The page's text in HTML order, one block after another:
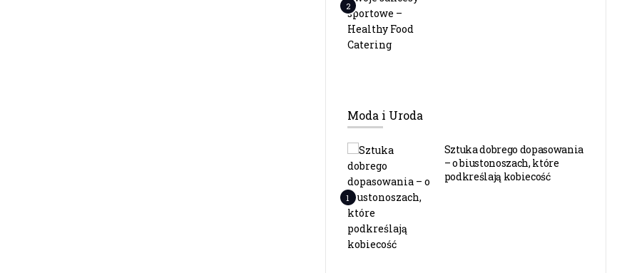
2
Moda i Uroda
1
Sztuka dobrego dopasowania
– o biustonoszach, które
podkreślają kobiecość